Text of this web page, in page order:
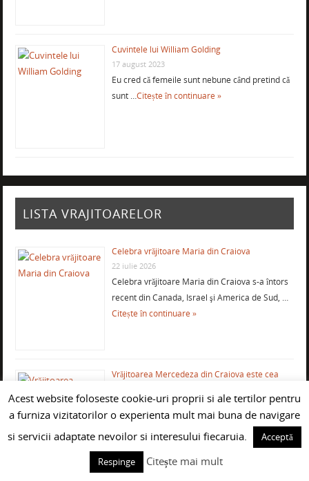
Cuvintele lui William Golding
17 august 2023
Eu cred că femeile sunt nebune când pretind că
sunt …Citește în continuare »
LISTA VRAJITOARELOR
Celebra vrăjitoare Maria din Craiova
22 iulie 2026
Celebra vrăjitoare Maria din Craiova s-a întors
recent din Canada, Israel şi America de Sud, …
Citește în continuare »
Vrăjitoarea Mercedeza din Craiova este cea
9 septembrie 2024
Vrăjitoarea Mercedeza din Craiova vine este cu
adevărat cea mai eficientă şi căutată de la …
Citește în continuare »
Acest website foloseste cookie-uri proprii si ale tertilor pentru
a furniza vizitatorilor o experienta mult mai buna de navigare
si servicii adaptate nevoilor si interesului fiecaruia.
Acceptă
Respinge
Citește mai mult